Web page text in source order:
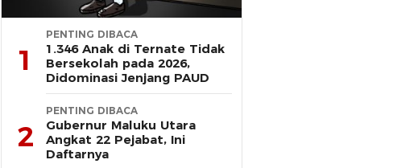
1
PENTING DIBACA
1.346 Anak di Ternate Tidak
Bersekolah pada 2026,
Didominasi Jenjang PAUD
2
PENTING DIBACA
Gubernur Maluku Utara
Angkat 22 Pejabat, Ini
Daftarnya